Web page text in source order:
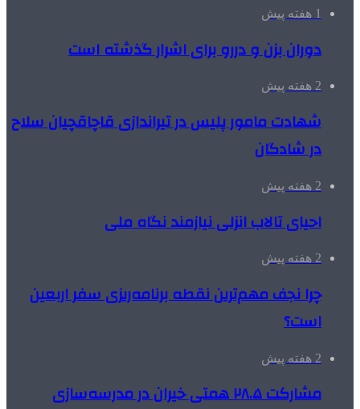
1 هفته پیش
دوران بزن و دررو برای اشرار گذشته است
2 هفته پیش
شهادت مامور پلیس در تیراندازی قاچاقچیان سلاح
در شادگان
2 هفته پیش
احیای تالاب انزلی نیازمند نگاه ملی
2 هفته پیش
چرا نجف مهم‌ترین نقطه برنامه‌ریزی سفر اربعین
است؟
2 هفته پیش
مشارکت ۲۸.۵ همتی خیران در مدرسه‌سازی